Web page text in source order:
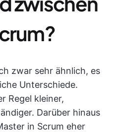
zwar sehr ähnlich, es
Unterschiede.
Regel kleiner,
Darüber hinaus
in Scrum eher